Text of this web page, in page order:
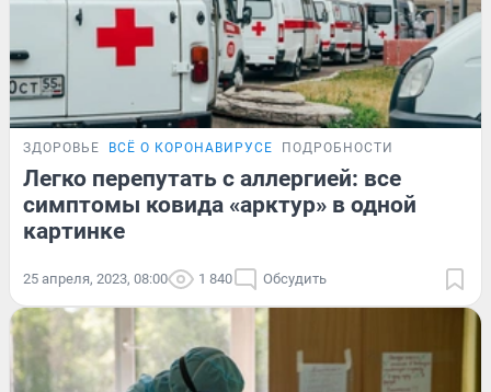
ЗДОРОВЬЕ ВСЁ О КОРОНАВИРУСЕ ПОДРОБНОСТИ
Легко перепутать с аллергией: все
симптомы ковида «арктур» в одной
картинке
25 апреля, 2023, 08:00 1 840 Обсудить